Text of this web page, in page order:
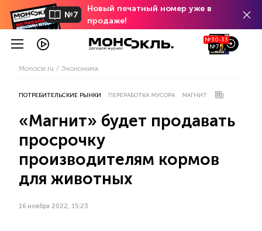
№7
Новый печатный номер уже в
продаже!
№30-33
№7
Monocle.ru Экономика
ПОТРЕБИТЕЛЬСКИЕ РЫНКИ ПЕРЕРАБОТКА МУСОРА МАГНИТ
«Магнит» будет продавать
просрочку
производителям кормов
для животных
16 ноября 2022, 15:23